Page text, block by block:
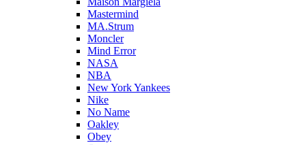
Mastermind
MA.Strum
Moncler
Mind Error
NASA
NBA
New York Yankees
Nike
No Name
Oakley
Obey